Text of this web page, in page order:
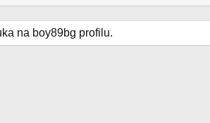
na boy89bg profilu.